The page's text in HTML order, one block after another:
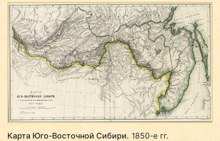
Карта Юго-Восточной Сибири. 1850-е гг.